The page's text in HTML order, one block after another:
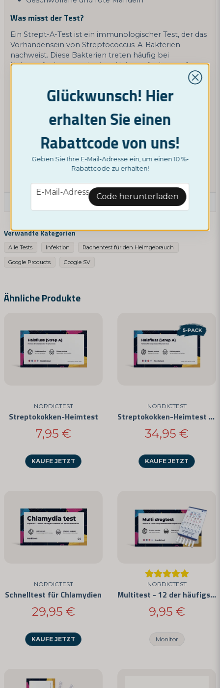
Ähnliche Produkte
NORDICTEST
Streptokokken-Heimtest
7,95 €
KAUFE JETZT
NORDICTEST
Streptokokken-Heimtest (5er-Pack)
34,95 €
KAUFE JETZT
NORDICTEST
Schnelltest für Chlamydien
29,95 €
KAUFE JETZT
NORDICTEST
Multitest - 12 der häufigsten Drogen
9,95 €
Monitor
Was misst der Test?
Ein Strept-A-Test ist ein immunologischer Test, der das
Vorhandensein von Streptococcus-A-Bakterien
nachweist. Diese Bakterien treten häufig bei
Halsentzündungen wie einer Halsentzündung auf.
Wann sollte ich mit einem Streptokokken-Test auf eine
Halsentzündung testen?
ganz einfach herausfinden, ob Sie Streptokokken-A-
Symptome wie Halsschmerzen, Schmerzen und
Schluckbeschwerden, Gliederschmerzen,
Kopfschmerzen, Übelkeit oder andere Halsprobleme
haben, sollten Sie sich auf eine Halsentzündung testen
Eine Produktfrage stellen
Fragen Sie uns etwas über dieses Produkt ...
Ja, Sie können meine Frage veröffentlichen
Verwandte Kategorien
Alle Tests Infektion Rachentest für den Heimgebrauch
Google Products Google SV
Glückwunsch! Hier
erhalten Sie einen
Rabattcode von uns!
Geben Sie Ihre E-Mail-Adresse ein, um einen 10 %-
Rabattcode zu erhalten!
email
E-Mail-Adresse Code herunterladen